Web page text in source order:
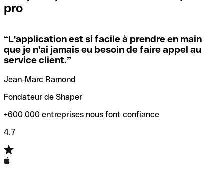
locales.
Si vous n'êtes pas sûr du code SWIFT que vous devriez
utiliser, nous avons développé un outil de recherche de
codes SWIFT par nom de banque.
vérification/recherche de codes SWIFT. Ainsi, vous pouvez
trouver et vérifier vos codes SWIFT avant de réaliser vos
transferts d’argent.
pro
“L'application est si facile à prendre en main
que je n'ai jamais eu besoin de faire appel au
service client.”
Jean-Marc Ramond
Fondateur de Shaper
+600 000 entreprises nous font confiance
4.7